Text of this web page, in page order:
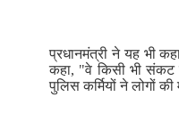
प्रधानमंत्री ने यह भी
कहा, "वे किसी भी संकट
पुलिस कर्मियों ने लोगों